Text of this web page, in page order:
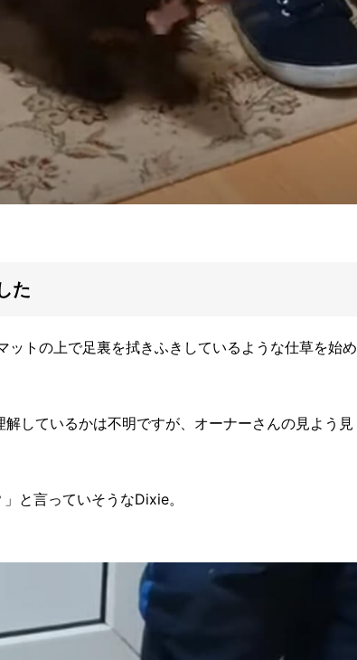
た
トの上で足裏を拭きふきしているような仕草を始め
しているかは不明ですが、オーナーさんの見よう見
と言っていそうなDixie。